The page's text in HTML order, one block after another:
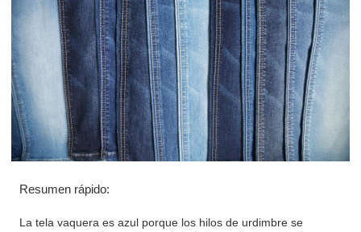
Resumen rápido:
La tela vaquera es azul porque los hilos de urdimbre se